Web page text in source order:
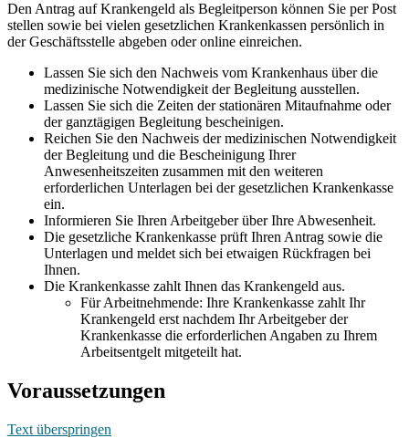
Den Antrag auf Krankengeld als Begleitperson können Sie per Post
stellen sowie bei vielen gesetzlichen Krankenkassen persönlich in
der Geschäftsstelle abgeben oder online einreichen.
Lassen Sie sich den Nachweis vom Krankenhaus über die
medizinische Notwendigkeit der Begleitung ausstellen.
Lassen Sie sich die Zeiten der stationären Mitaufnahme oder
der ganztägigen Begleitung bescheinigen.
Reichen Sie den Nachweis der medizinischen Notwendigkeit
der Begleitung und die Bescheinigung Ihrer
Anwesenheitszeiten zusammen mit den weiteren
erforderlichen Unterlagen bei der gesetzlichen Krankenkasse
ein.
Informieren Sie Ihren Arbeitgeber über Ihre Abwesenheit.
Die gesetzliche Krankenkasse prüft Ihren Antrag sowie die
Unterlagen und meldet sich bei etwaigen Rückfragen bei
Ihnen.
Die Krankenkasse zahlt Ihnen das Krankengeld aus.
Für Arbeitnehmende: Ihre Krankenkasse zahlt Ihr
Krankengeld erst nachdem Ihr Arbeitgeber der
Krankenkasse die erforderlichen Angaben zu Ihrem
Arbeitsentgelt mitgeteilt hat.
Voraussetzungen
Text überspringen